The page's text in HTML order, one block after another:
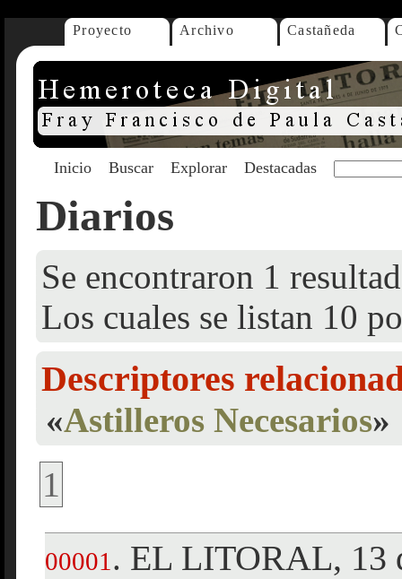
Proyecto Archivo Castañeda
Inicio Buscar Explorar Destacadas
Diarios
Se encontraron 1
Los cuales se listan 10
Descriptores
«Astilleros Necesarios»
1
00001 . EL LITORAL, 13